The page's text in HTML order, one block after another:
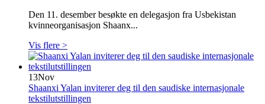
Den 11. desember besøkte en delegasjon fra Usbekistan
kvinneorganisasjon Shaanx...
Vis flere >
13Nov
Shaanxi Yalan inviterer deg til den saudiske internasjonale
tekstilutstillingen